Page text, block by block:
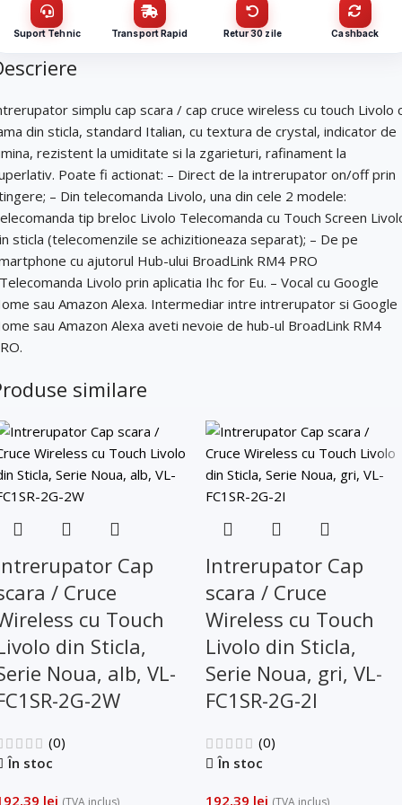
(cantitate, termen, alte detalii)
/ firmă
(bucăți)
tale (proiect, buget, termen, alte produse)
Trimite solicitarea
Suport Tehnic Transport Rapid Retur 30 zile Cashback
simplu cap scara / cap cruce wireless cu touch Livolo
din sticla, standard Italian, cu textura de crystal, indicator de
rezistent la umiditate si la zgarieturi, rafinament la
Poate fi actionat: – Direct de la intrerupator on/off prin
– Din telecomanda Livolo, una din cele 2 modele:
tip breloc Livolo Telecomanda cu Touch Screen
sticla (telecomenzile se achizitioneaza separat); – De pe
cu ajutorul Hub-ului BroadLink RM4 PRO
Livolo prin aplicatia Ihc for Eu. – Vocal cu Google
sau Amazon Alexa. Intermediar intre intrerupator si Google
sau Amazon Alexa aveti nevoie de hub-ul BroadLink RM4
similare
Cap
/ Cruce
cu Touch
din Sticla,
Noua, alb, VL-
2G-2W
(0)
În stoc
lei (TVA inclus)
Intrerupator Cap
scara / Cruce
Wireless cu Touch
Livolo din Sticla,
Serie Noua, gri, VL-
FC1SR-2G-2I
(0)
În stoc
192,39 lei (TVA inclus)